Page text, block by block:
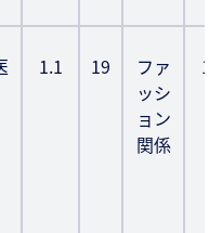
1.1 19
ファ
ッシ
ョン
関係